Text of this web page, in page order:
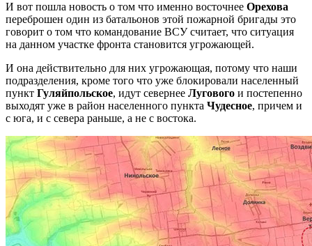
И вот пошла новость о том что именно восточнее Орехова
переброшен один из батальонов этой пожарной бригады это
говорит о том что командование ВСУ считает, что ситуация
на данном участке фронта становится угрожающей.
И она действительно для них угрожающая, потому что наши
подразделения, кроме того что уже блокировали населенный
пункт Гуляйпольское, идут севернее Лугового и постепенно
выходят уже в район населенного пункта Чудесное, причем и
с юга, и с севера раньше, а не с востока.